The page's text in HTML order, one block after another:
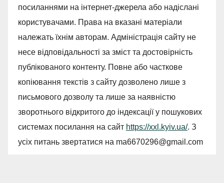
посиланнями на інтернет-джерела або надіслані
користувачами. Права на вказані матеріали
належать їхнім авторам. Адміністрація сайту не
несе відповідальності за зміст та достовірність
публікованого контенту. Повне або часткове
копіювання текстів з сайту дозволено лише з
письмового дозволу та лише за наявністю
зворотнього відкритого до індексації у пошукових
системах посилання на сайт https://xxl.kyiv.ua/. З
усіх питань звертатися на ma6670296@gmail.com